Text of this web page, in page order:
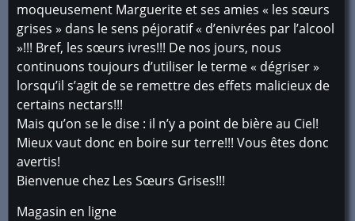
moqueusement Marguerite et ses amies « les sœurs
grises » dans le sens péjoratif « d’enivrées par l’alcool
»!!! Bref, les sœurs ivres!!! De nos jours, nous
continuons toujours d’utiliser le terme « dégriser »
lorsqu’il s’agit de se remettre des effets malicieux de
certains nectars!!!
Mais qu’on se le dise : il n’y a point de bière au Ciel!
Mieux vaut donc en boire sur terre!!! Vous êtes donc
avertis!
Bienvenue chez Les Sœurs Grises!!!
Magasin en ligne